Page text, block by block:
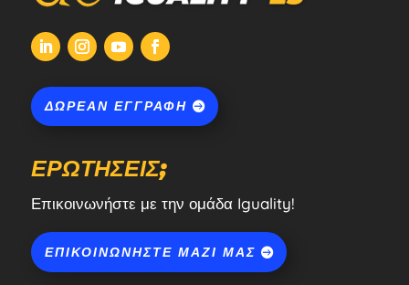
ΔΩΡΕΆΝ ΕΓΓΡΑΦΉ
ΕΡΩΤΉΣΕΙΣ;
Επικοινωνήστε με την ομάδα Iguality!
ΕΠΙΚΟΙΝΩΝΉΣΤΕ ΜΑΖΊ ΜΑΣ